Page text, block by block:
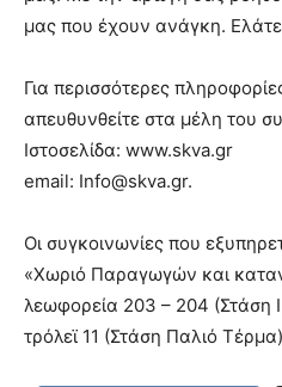
μας που έχουν ανάγκη.
Για περισσότερες
απευθυνθείτε στα μέλη του
Ιστοσελίδα: www.skva.gr
email: Info@skva.gr.
Οι συγκοινωνίες που
«Χωριό Παραγωγών και
λεωφορεία 203 – 204 (Στάση
τρόλεϊ 11 (Στάση Παλιό